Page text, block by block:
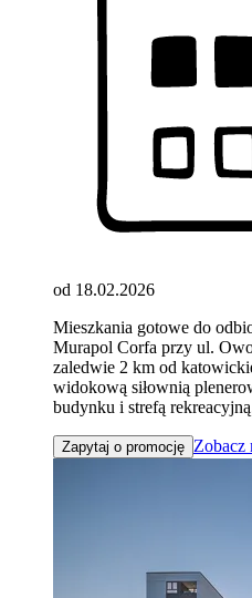
od 18.02.2026
Mieszkania gotowe do
Murapol Corfa przy ul.
zaledwie 2 km od
widokową siłownią
budynku i strefą
Zapytaj o promocję Zobacz